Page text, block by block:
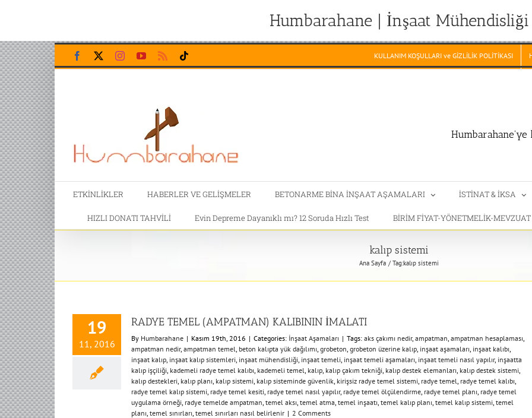
Humbarahane | İnşaat Mühendisliği
Skip
to
content
Facebook InstagramYouTubeRss KULLANIM KOŞULLARI ve GİZLİLİK POLİTİKASI
Humbarahane'ye
ETKİNLİKLER HABERLER VE GELİŞMELER BETONARME BİNA İNŞAAT AŞAMALARI İSTİNAT & İKSA
HIZLI DONATI TAHVİLİ Evin Depreme Dayanıklı mı? 12 Soruda Hızlı Test BİRİM FİYAT-YÖNETMELİK-
kalıp sistemi
Ana Sayfa Tag:kalıp sistemi
19
11, 2016
RADYE TEMEL (AMPATMAN) KALIBININ İMALATI
By Humbarahane | Kasım 19th, 2016 | Categories: İnşaat Aşamaları | Tags: aks çakımı nedir, ampatman, ampatman hesaplaması,
ampatman nedir, ampatman temel, beton kalıpta yük dağılımı, grobeton, grobeton üzerine kalıp, inşaat aşamaları, inşaat kalıbı,
inşaat kalıp, inşaat kalıp sistemleri, inşaat mühendisliği, inşaat temeli, inşaat temeli aşamaları, inşaat temeli nasıl yapılır, inşaatta
kalıp işçiliği, kademeli radye temel kalıbı, kademeli temel, kalıp, kalıp çakım tekniği, kalıp destek elemanları, kalıp destek sistemi,
kalıp destekleri, kalıp planı, kalıp sistemi, kalıp sisteminde güvenlik, kirişsiz radye temel sistemi, radye temel, radye temel kalıbı,
radye temel kalıp sistemi, radye temel kesiti, radye temel nasıl yapılır, radye temel ölçülendirme, radye temel planı, radye temel
uygulama örneği, radye temelde ampatman, temel aksı, temel atma, temel inşaatı, temel kalıp planı, temel kalıp sistemi, temel
planı, temel sınırları, temel sınırları nasıl belirlenir | 2 Comments